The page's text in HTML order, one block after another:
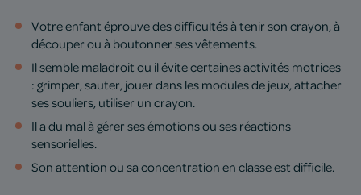
Votre enfant éprouve des difficultés à tenir son crayon, à
découper ou à boutonner ses vêtements.
Il semble maladroit ou il évite certaines activités motrices
: grimper, sauter, jouer dans les modules de jeux, attacher
ses souliers, utiliser un crayon.
Il a du mal à gérer ses émotions ou ses réactions
sensorielles.
Son attention ou sa concentration en classe est difficile.